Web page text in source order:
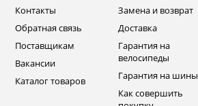
Контакты
Обратная связь
Поставщикам
Вакансии
Каталог товаров
Замена и возврат
Доставка
Гарантия на
велосипеды
Гарантия на шины
Как совершить